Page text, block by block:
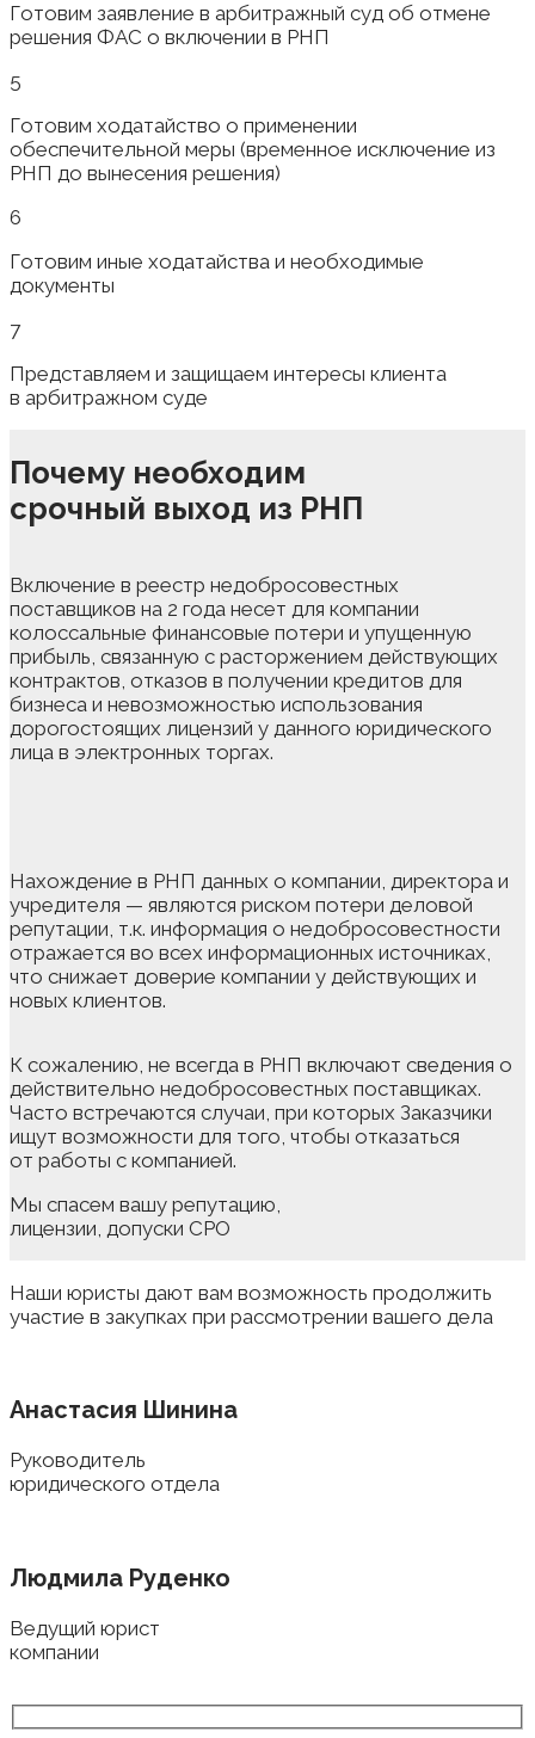
Готовим заявление в арбитражный суд об отмене
решения ФАС о включении в РНП
5
Готовим ходатайство о применении
обеспечительной меры (временное исключение из
РНП до вынесения решения)
6
Готовим иные ходатайства и необходимые
документы
7
Представляем и защищаем интересы клиента
в арбитражном суде
Почему необходим
срочный выход из РНП
Включение в реестр недобросовестных
поставщиков на 2 года несет для компании
колоссальные финансовые потери и упущенную
прибыль, связанную с расторжением действующих
контрактов, отказов в получении кредитов для
бизнеса и невозможностью использования
дорогостоящих лицензий у данного юридического
лица в электронных торгах.
Нахождение в РНП данных о компании, директора и
учредителя — являются риском потери деловой
репутации, т.к. информация о недобросовестности
отражается во всех информационных источниках,
что снижает доверие компании у действующих и
новых клиентов.
К сожалению, не всегда в РНП включают сведения о
действительно недобросовестных поставщиках.
Часто встречаются случаи, при которых Заказчики
ищут возможности для того, чтобы отказаться
от работы с компанией.
Мы спасем вашу репутацию,
лицензии, допуски СРО
Наши юристы дают вам возможность продолжить
участие в закупках при рассмотрении вашего дела
Анастасия Шинина
Руководитель
юридического отдела
Людмила Руденко
Ведущий юрист
компании